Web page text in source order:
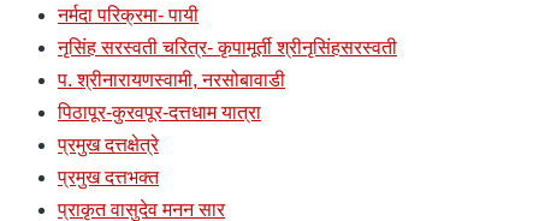
नर्मदा परिक्रमा- पायी
नृसिंह सरस्वती चरित्र- कृपामूर्ती श्रीनृसिंहसरस्वती
प. श्रीनारायणस्वामी, नरसोबावाडी
पिठापूर-कुरवपूर-दत्तधाम यात्रा
प्रमुख दत्तक्षेत्रे
प्रमुख दत्तभक्त
प्राकृत वासुदेव मनन सार